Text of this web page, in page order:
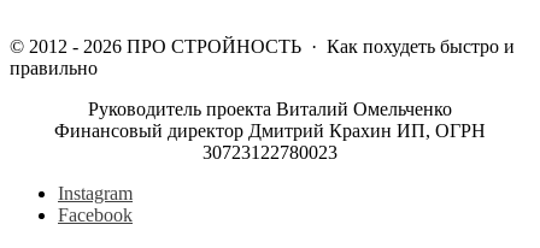
© 2012 - 2026 ПРО СТРОЙНОСТЬ · Как похудеть быстро и
правильно
Руководитель проекта Виталий Омельченко
Финансовый директор Дмитрий Крахин ИП, ОГРН
30723122780023
Instagram
Facebook